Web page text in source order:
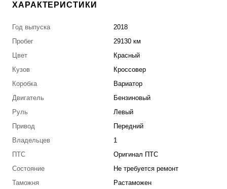
ХАРАКТЕРИСТИКИ
Год выпуска
2018
Пробег
29130 км
Цвет
Красный
Кузов
Кроссовер
Коробка
Вариатор
Двигатель
Бензиновый
Руль
Левый
Привод
Передний
Владельцев
1
ПТС
Оригинал ПТС
Состояние
Не требуется ремонт
Таможня
Растаможен